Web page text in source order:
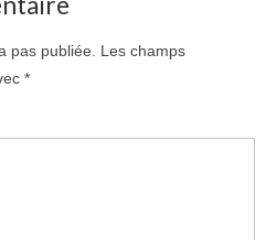
pas publiée.
Les champs
*